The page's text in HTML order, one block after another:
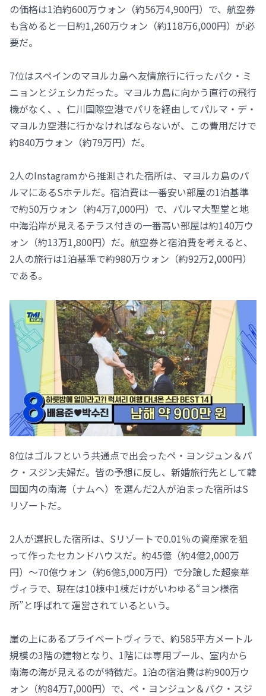
の価格は1泊約600万ウォン（約56万4,900円）で、航空券
も含めると一日約1,260万ウォン（約118万6,000円）が必
要だ。
7位はスペインのマヨルカ島へ友情旅行に行ったパク・ミ
ニョンとジェシカだった。マヨルカ島に向かう直行の飛行
機がなく、、仁川国際空港でパリを経由してパルマ・デ・
マヨルカ空港に行かなければならないが、この費用だけで
約840万ウォン（約79万円）だ。
2人のInstagramから推測された宿所は、マヨルカ島のパ
ルマにあるSホテルだ。宿泊費は一番安い部屋の1泊基準
で約50万ウォン（約4万7,000円）で、パルマ大聖堂と地
中海沿岸が見えるテラス付きの一番高い部屋は約140万ウ
ォン（約13万1,800円）だ。航空券と宿泊費を考えると、
2人の旅行は1泊基準で約980万ウォン（約92万2,000円）
である。
8位はゴルフという共通点で出会ったペ・ヨンジュン＆パ
ク・スジン夫婦だ。皆の予想に反し、新婚旅行先として韓
国国内の南海（ナムヘ）を選んだ2人が泊まった宿所はS
リゾートだ。
2人が選択した宿所は、Sリゾートで0.01％の資産家を狙
って作ったセカンドハウスだ。約45億（約4億2,000万
円）～70億ウォン（約6億5,000万円）で分譲した超豪華
ヴィラで、現在は10棟中1棟だけがいわゆる“ヨン様宿
所”と呼ばれて運営されているという。
崖の上にあるプライベートヴィラで、約585平方メートル
規模の3階の建物となり、1階には専用プール、室内から
南海の海が見えるのが特徴だ。1泊の宿泊費は約900万ウ
ォン（約84万7,000円）で、ペ・ヨンジュン＆パク・スジ